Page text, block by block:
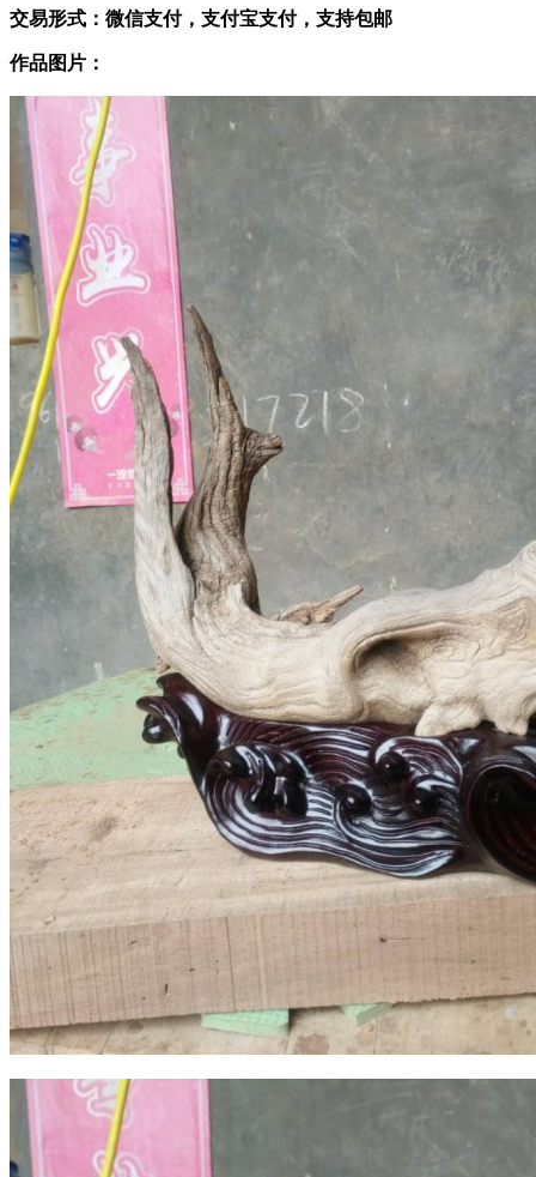
交易形式：微信支付，支付宝支付，支持包邮
作品图片：